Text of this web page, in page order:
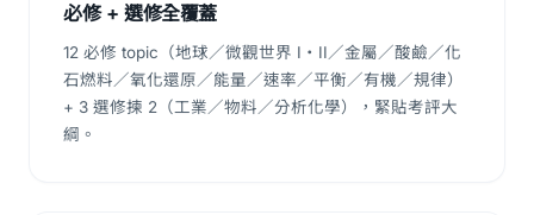
必修 + 選修全覆蓋
12 必修 topic（地球／微觀世界 I・II／金屬／酸鹼／化
石燃料／氧化還原／能量／速率／平衡／有機／規律）
+ 3 選修揀 2（工業／物料／分析化學），緊貼考評大
綱。